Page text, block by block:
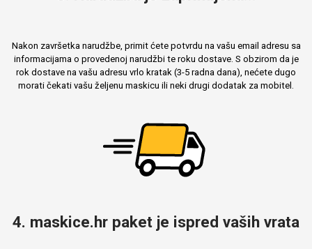
Nakon završetka narudžbe, primit ćete potvrdu na vašu email adresu sa
informacijama o provedenoj narudžbi te roku dostave. S obzirom da je
rok dostave na vašu adresu vrlo kratak (3-5 radna dana), nećete dugo
morati čekati vašu željenu maskicu ili neki drugi dodatak za mobitel.
4. maskice.hr paket je ispred vaših vrata